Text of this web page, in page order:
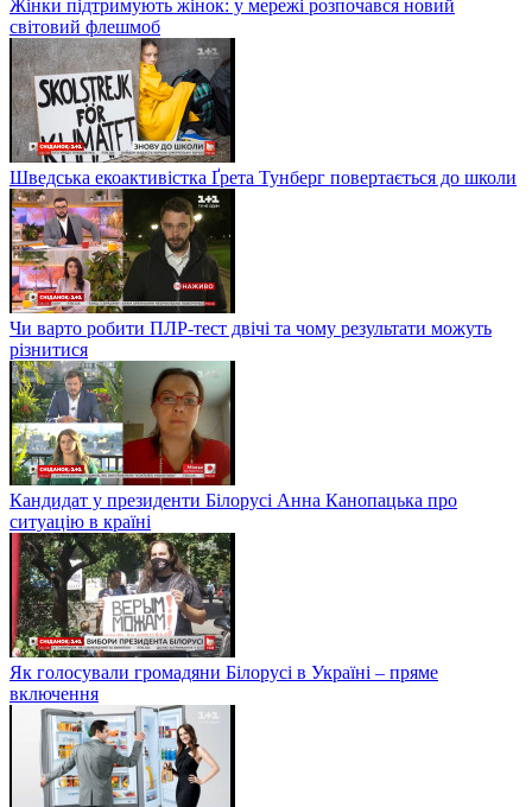
Жінки підтримують жінок: у мережі розпочався новий
світовий флешмоб
Шведська екоактивістка Ґрета Тунберг повертається до школи
Чи варто робити ПЛР-тест двічі та чому результати можуть
різнитися
Кандидат у президенти Білорусі Анна Канопацька про
ситуацію в країні
Як голосували громадяни Білорусі в Україні – пряме
включення